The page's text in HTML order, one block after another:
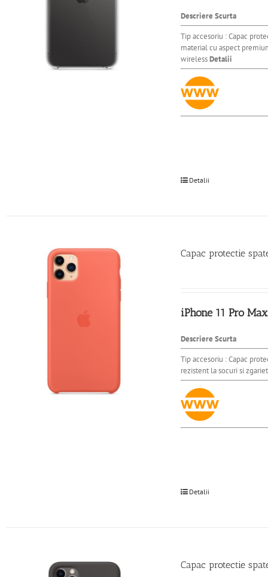
Descriere Scurta
Tip accesoriu : Capac
material cu aspect
wirelessDetalii
Detalii
Capac protectie
iPhone 11 Pro
Descriere Scurta
Tip accesoriu : Capac
rezistent la socuri si
Detalii
Capac protectie